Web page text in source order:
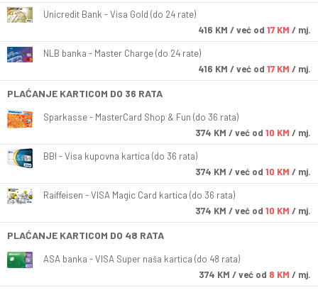
Unicredit Bank - Visa Gold (do 24 rate)
416 KM / već od 17 KM / mj.
NLB banka - Master Charge (do 24 rate)
416 KM / već od 17 KM / mj.
PLAĆANJE KARTICOM DO 36 RATA
Sparkasse - MasterCard Shop & Fun (do 36 rata)
374 KM / već od 10 KM / mj.
BBI - Visa kupovna kartica (do 36 rata)
374 KM / već od 10 KM / mj.
Raiffeisen - VISA Magic Card kartica (do 36 rata)
374 KM / već od 10 KM / mj.
PLAĆANJE KARTICOM DO 48 RATA
ASA banka - VISA Super naša kartica (do 48 rata)
374 KM / već od 8 KM / mj.